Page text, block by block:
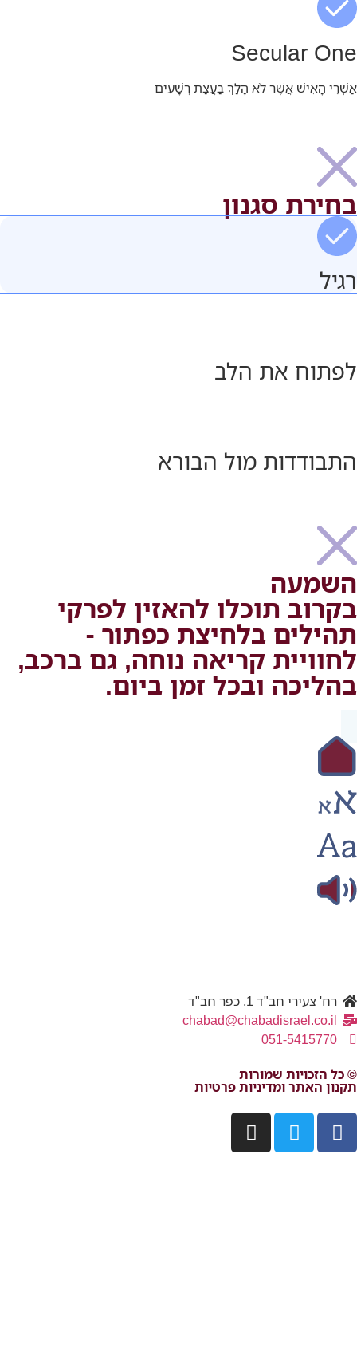
Secular One
אַשְׁרֵי הָאִישׁ אֲשֶׁר לֹא הָלַךְ בַּעֲצַת רְשָׁעִים
בחירת סגנון
רגיל
לפתוח את הלב
התבודדות מול הבורא
השמעה
בקרוב
בקרוב תוכלו להאזין לפרקי
תהילים בלחיצת כפתור -
לחוויית קריאה נוחה, גם ברכב,
בהליכה ובכל זמן ביום.
רח' צעירי חב"ד 1, כפר חב"ד
chabad@chabadisrael.co.il
051-5415770
© כל הזכויות שמורות
תקנון האתר ומדיניות פרטיות